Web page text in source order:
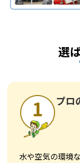
選
プロ
水や空気の環境